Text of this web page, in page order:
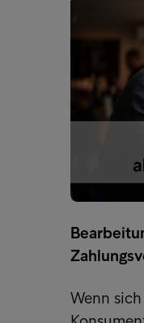
Wenn